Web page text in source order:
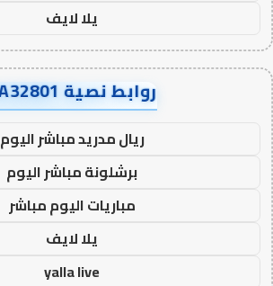
يلا لايف
روابط نصية AA32801
ريال مدريد مباشر اليوم
برشلونة مباشر اليوم
مباريات اليوم مباشر
يلا لايف
yalla live